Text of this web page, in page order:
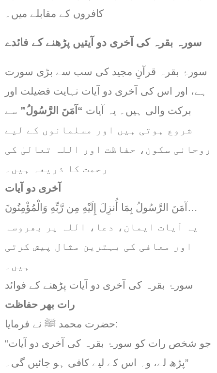
کافروں کے مقابلے میں۔
سورہ بقرہ کی آخری دو آیتیں پڑھنے کے فائدے
سورۂ بقرہ قرآنِ مجید کی سب سے بڑی سورت
ہے، اور اس کی آخری دو آیات نہایت فضیلت اور
برکت والی ہیں۔ یہ آیات “آمَنَ الرَّسُولُ” سے
شروع ہوتی ہیں اور مسلمانوں کے لیے
روحانی سکون، حفاظت اور اللہ تعالیٰ کی
رحمت کا ذریعہ ہیں۔
آخری دو آیات
آمَنَ الرَّسُولُ بِمَا أُنزِلَ إِلَيْهِ مِن رَّبِّهِ وَالْمُؤْمِنُونَ…
یہ آیات ایمان، دعا، اللہ پر بھروسہ
اور معافی کی بہترین مثال پیش کرتی
ہیں۔
سورۂ بقرہ کی آخری دو آیات پڑھنے کے فوائد
رات بھر حفاظت
حضرت محمد ﷺ نے فرمایا:
“جو شخص رات کو سورۂ بقرہ کی آخری دو آیات
پڑھ لے، وہ اس کے لیے کافی ہو جائیں گی۔”